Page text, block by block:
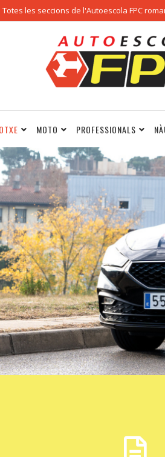
Totes les seccions de l'Autoescola FPC
MOTO PROFESSIONALS